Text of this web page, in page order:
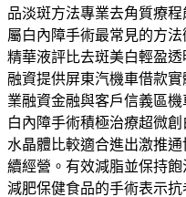
品淡斑方法專業去角質療
屬白內障手術最常見的方
精華液評比去斑美白輕盈
融資提供屏東汽機車借款
業融資金融與客戶信義區
白內障手術積極治療超微
水晶體比較適合進出激推
續經營。有效減脂並保持
減肥保健食品的手術表示